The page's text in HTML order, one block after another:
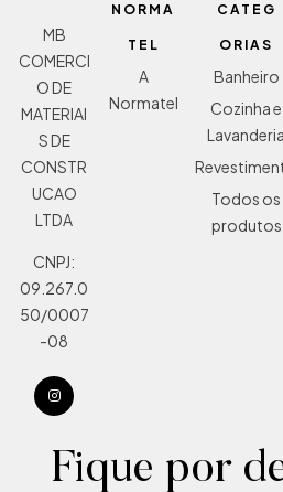
MB
COMERCI
O DE
MATERIAI
S DE
CONSTR
UCAO
LTDA
CNPJ:
09.267.0
50/0007
-08
NORMA
TEL
A
Normatel
CATEG
ORIAS
Banheiro
Cozinha e
Lavanderia
Todos os
produtos
Fique por